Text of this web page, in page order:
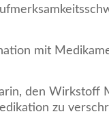
mit
den Wirkstoff
zu